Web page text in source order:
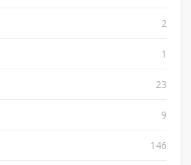
2
1
23
9
146